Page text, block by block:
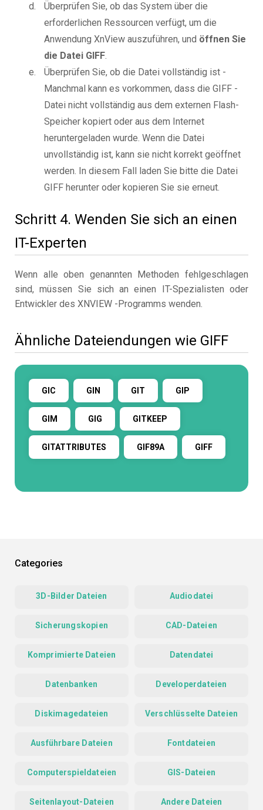
Überprüfen Sie, ob das System über die
erforderlichen Ressourcen verfügt, um die
Anwendung XnView auszuführen, und öffnen Sie
die Datei GIFF.
Überprüfen Sie, ob die Datei vollständig ist -
Manchmal kann es vorkommen, dass die GIFF -
Datei nicht vollständig aus dem externen Flash-
Speicher kopiert oder aus dem Internet
heruntergeladen wurde. Wenn die Datei
unvollständig ist, kann sie nicht korrekt geöffnet
werden. In diesem Fall laden Sie bitte die Datei
GIFF herunter oder kopieren Sie sie erneut.
Schritt 4. Wenden Sie sich an einen
IT-Experten
Wenn alle oben genannten Methoden fehlgeschlagen
sind, müssen Sie sich an einen IT-Spezialisten oder
Entwickler des XNVIEW -Programms wenden.
Ähnliche Dateiendungen wie GIFF
GIC GIN GIT GIP
GIM GIG GITKEEP
GITATTRIBUTES GIF89A GIFF
Categories
3D-Bilder Dateien Audiodatei
Sicherungskopien CAD-Dateien
Komprimierte Dateien Datendatei
Datenbanken Developerdateien
Diskimagedateien Verschlüsselte Dateien
Ausführbare Dateien Fontdateien
Computerspieldateien GIS-Dateien
Seitenlayout-Dateien Andere Dateien